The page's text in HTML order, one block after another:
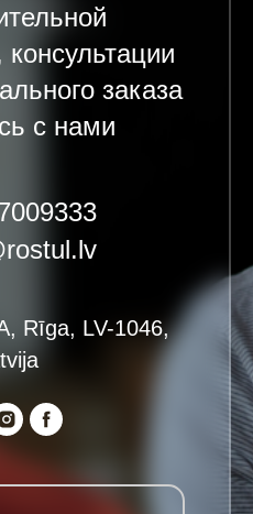
заказа
с нами
Rīga, LV-1046,